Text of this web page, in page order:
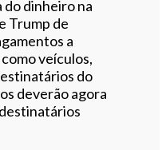
dinheiro na
Trump de
a
veículos,
do
deverão agora